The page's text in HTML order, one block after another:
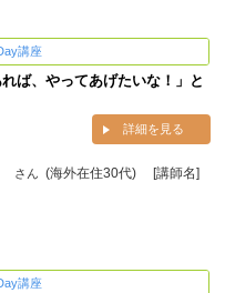
講座
ば、やってあげたいな！」と
詳細を見る
さん (海外在住30代) [講師名]
講座